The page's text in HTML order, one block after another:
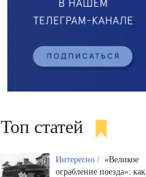
Топ статей
Интересно / «Великое
ограбление поезда»: как